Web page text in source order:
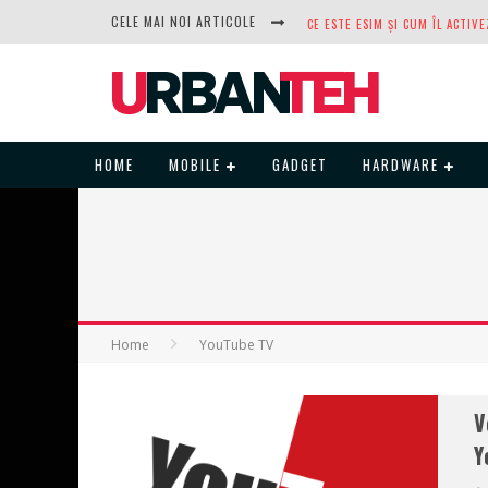
CELE MAI NOI ARTICOLE
HOME MOBILE GADGET HARDWARE
Home YouTube TV